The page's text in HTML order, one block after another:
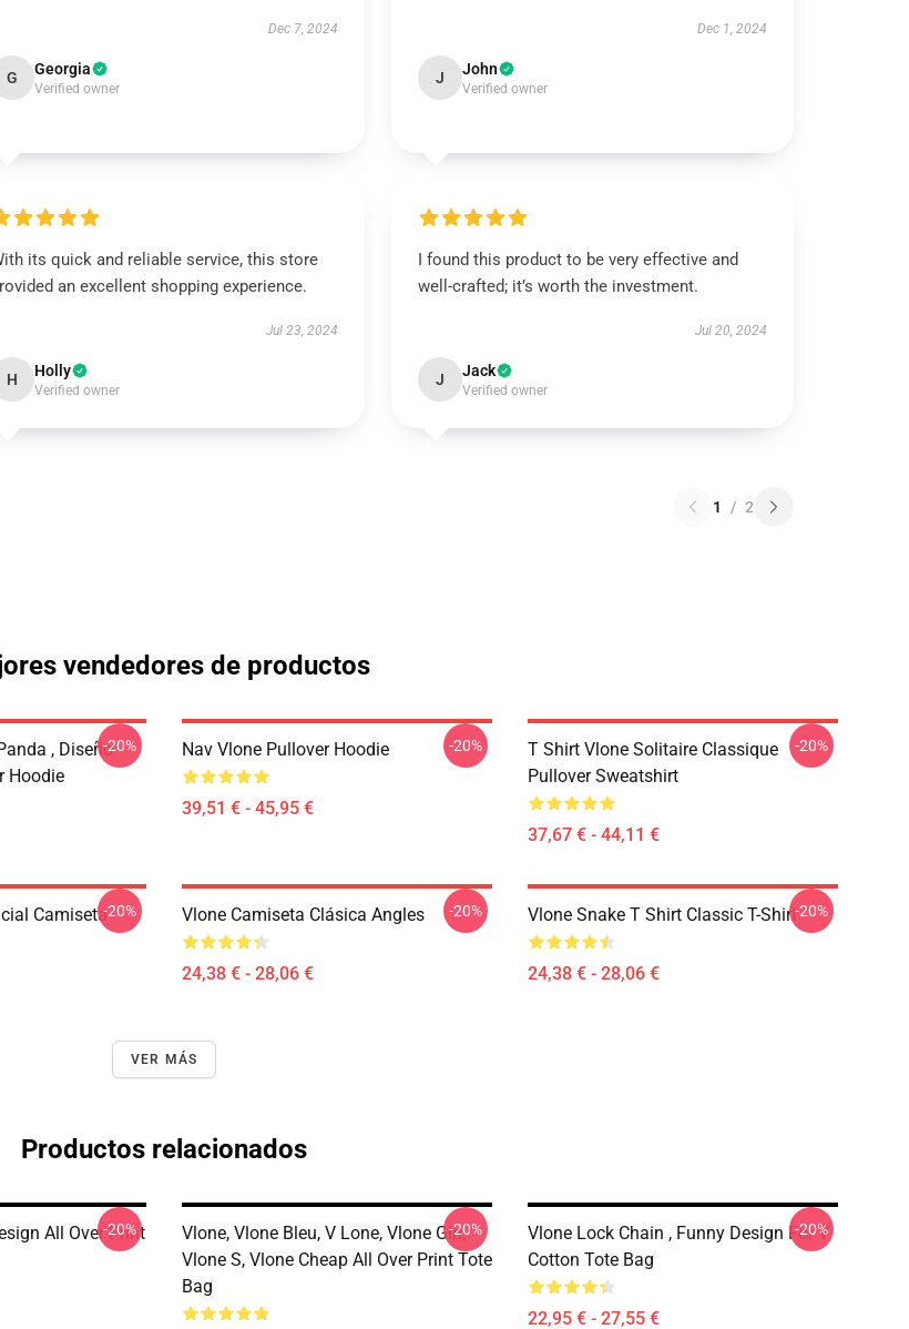
Dec 7, 2024
G Georgia
Verified owner
Dec 1, 2024
J John
Verified owner
its quick and reliable service, this store
an excellent shopping experience.
Jul 23, 2024
H Holly
Verified owner
I found this product to be very effective and
well-crafted; it’s worth the investment.
Jul 20, 2024
J Jack
Verified owner
1 / 2
vendedores de productos
, Diseño
Hoodie
-20% Nav Vlone Pullover Hoodie
39,51 € - 45,95 €
-20%
T Shirt Vlone Solitaire Classique
Pullover Sweatshirt
37,67 € - 44,11 €
-20%
Camiseta-20% Vlone Camiseta Clásica Angles
24,38 € - 28,06 €
-20% Vlone Snake T Shirt Classic T-Shirt
24,38 € - 28,06 €
-20%
VER MÁS
Productos relacionados
All Over Print
-20%
Vlone, Vlone Bleu, V Lone, Vlone Girl,
Vlone S, Vlone Cheap All Over Print Tote
Bag
-20%
Vlone Lock Chain , Funny Design For V
Cotton Tote Bag
22,95 € - 27,55 €
-20%